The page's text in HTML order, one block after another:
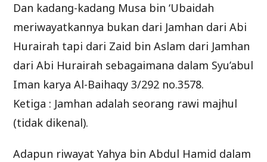
Dan kadang-kadang Musa bin ‘Ubaidah
meriwayatkannya bukan dari Jamhan dari Abi
Hurairah tapi dari Zaid bin Aslam dari Jamhan
dari Abi Hurairah sebagaimana dalam Syu’abul
Iman karya Al-Baihaqy 3/292 no.3578.
Ketiga : Jamhan adalah seorang rawi majhul
(tidak dikenal).
Adapun riwayat Yahya bin Abdul Hamid dalam